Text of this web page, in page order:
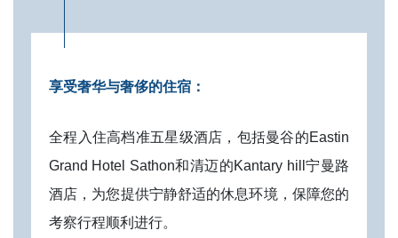
享受奢华与奢侈的住宿：
全程入住高档准五星级酒店，包括曼谷的Eastin
Grand Hotel Sathon和清迈的Kantary hill宁曼路
酒店，为您提供宁静舒适的休息环境，保障您的
考察行程顺利进行。